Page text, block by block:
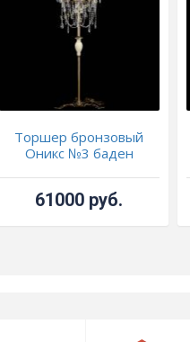
Торшер бронзовый
Оникс №3 баден
61000 руб.